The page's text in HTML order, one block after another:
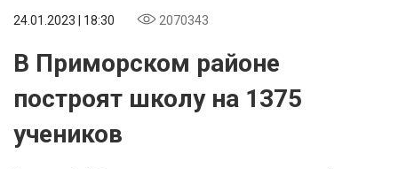
24.01.2023 | 18:30 2070343
В Приморском районе
построят школу на 1375
учеников